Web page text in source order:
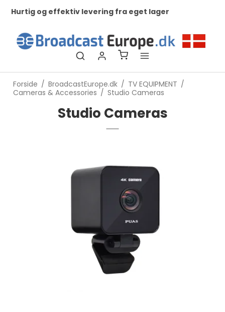
Hurtig og effektiv levering fra eget lager
Forside / BroadcastEurope.dk / TV EQUIPMENT /
Cameras & Accessories / Studio Cameras
Studio Cameras